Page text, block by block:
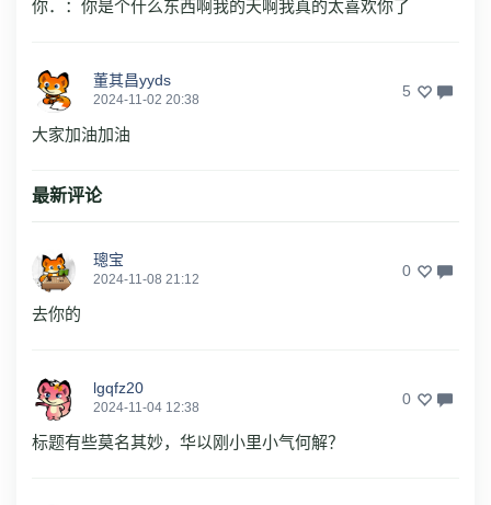
你．：你是个什么东西啊我的天啊我真的太喜欢你了
董其昌yyds
2024-11-02 20:38 5
大家加油加油
最新评论
璁宝
2024-11-08 21:12 0
去你的
lgqfz20
2024-11-04 12:38 0
标题有些莫名其妙，华以刚小里小气何解？